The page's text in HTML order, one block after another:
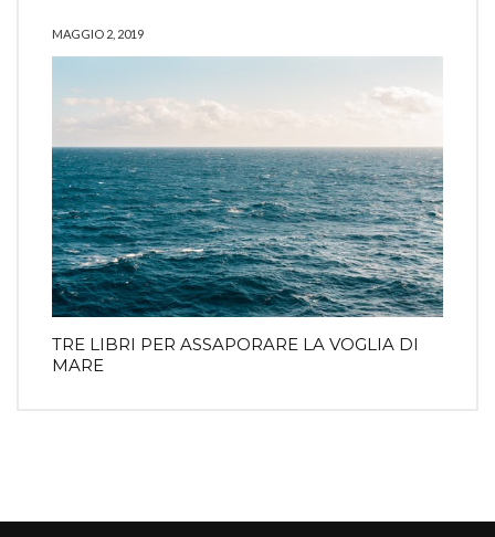
MAGGIO 2, 2019
TRE LIBRI PER ASSAPORARE LA VOGLIA DI
MARE